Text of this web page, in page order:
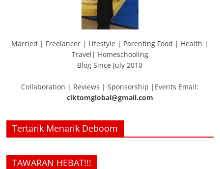
Married | Freelancer | Lifestyle | Parenting Food | Health |
Travel| Homeschooling
Blog Since July 2010
Collaboration | Reviews | Sponsorship |Events Email:
ciktomglobal@gmail.com
Tertarik Menarik Deboom
TAWARAN HEBAT!!!